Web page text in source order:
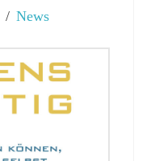
News